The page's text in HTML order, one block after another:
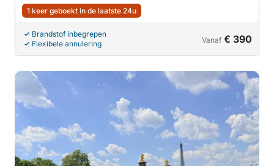
1 keer geboekt in de laatste 24u
Brandstof inbegrepen
Flexibele annulering
Vanaf € 390